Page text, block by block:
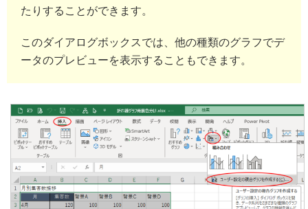
たりすることができます。
このダイアログボックスでは、他の種類のグラフでデ
ータのプレビューを表示することもできます。